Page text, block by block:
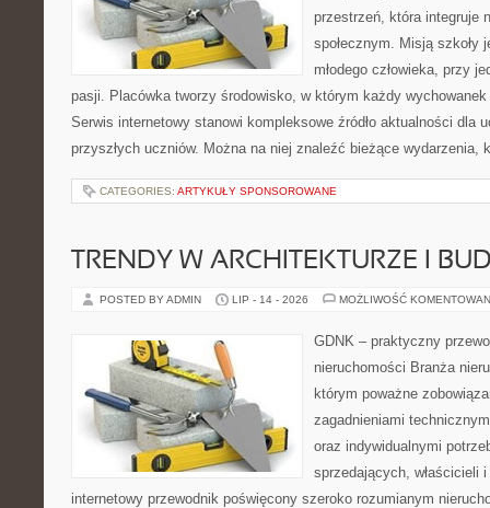
przestrzeń, która integruje
społecznym. Misją szkoły
młodego człowieka, przy
pasji. Placówka tworzy środowisko, w którym każdy
Serwis internetowy stanowi kompleksowe źródło aktualności dla
przyszłych uczniów. Można na niej znaleźć bieżące
CATEGORIES: ARTYKUŁY SPONSOROWANE
TRENDY W ARCHITEKTURZE I
POSTED BY ADMIN LIP - 14 - 2026 MOŻLIWOŚĆ
GDNK – praktyczny
nieruchomości Branża
którym poważne
zagadnieniami
oraz indywidualnymi
sprzedających, właścicieli
internetowy przewodnik poświęcony szeroko rozumianym